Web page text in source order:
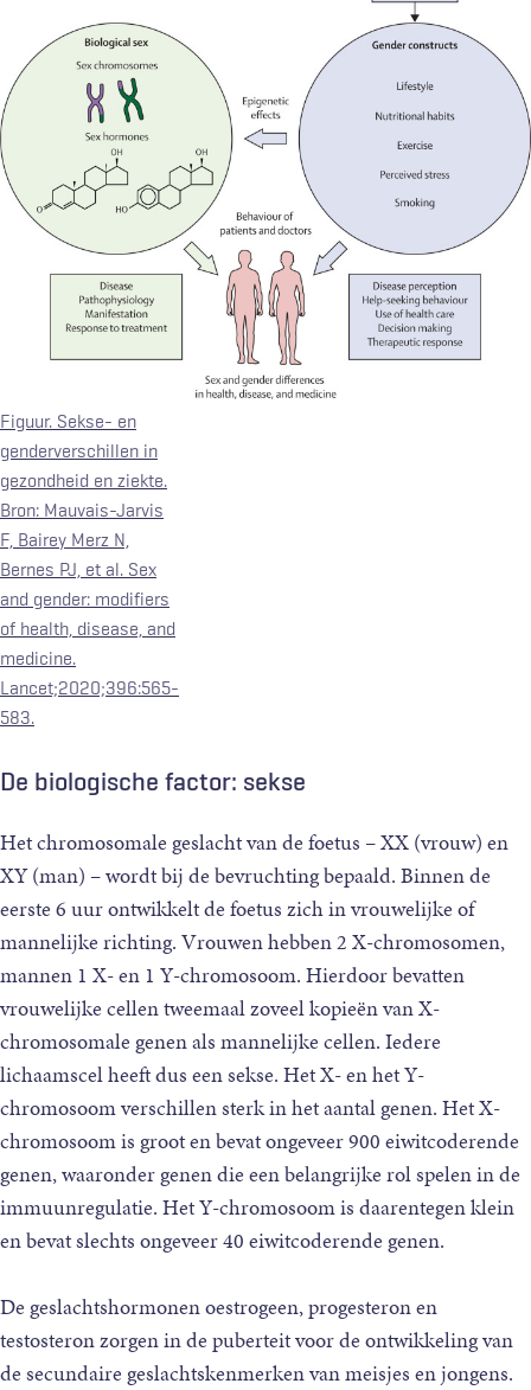
Figuur. Sekse- en
genderverschillen in
gezondheid en ziekte.
Bron: Mauvais-Jarvis
F, Bairey Merz N,
Bernes PJ, et al. Sex
and gender: modifiers
of health, disease, and
medicine.
Lancet;2020;396:565-
583.
De biologische factor: sekse
Het chromosomale geslacht van de foetus – XX (vrouw) en
XY (man) – wordt bij de bevruchting bepaald. Binnen de
eerste 6 uur ontwikkelt de foetus zich in vrouwelijke of
mannelijke richting. Vrouwen hebben 2 X-chromosomen,
mannen 1 X- en 1 Y-chromosoom. Hierdoor bevatten
vrouwelijke cellen tweemaal zoveel kopieën van X-
chromosomale genen als mannelijke cellen. Iedere
lichaamscel heeft dus een sekse. Het X- en het Y-
chromosoom verschillen sterk in het aantal genen. Het X-
chromosoom is groot en bevat ongeveer 900 eiwitcoderende
genen, waaronder genen die een belangrijke rol spelen in de
immuunregulatie. Het Y-chromosoom is daarentegen klein
en bevat slechts ongeveer 40 eiwitcoderende genen.
De geslachtshormonen oestrogeen, progesteron en
testosteron zorgen in de puberteit voor de ontwikkeling van
de secundaire geslachtskenmerken van meisjes en jongens.